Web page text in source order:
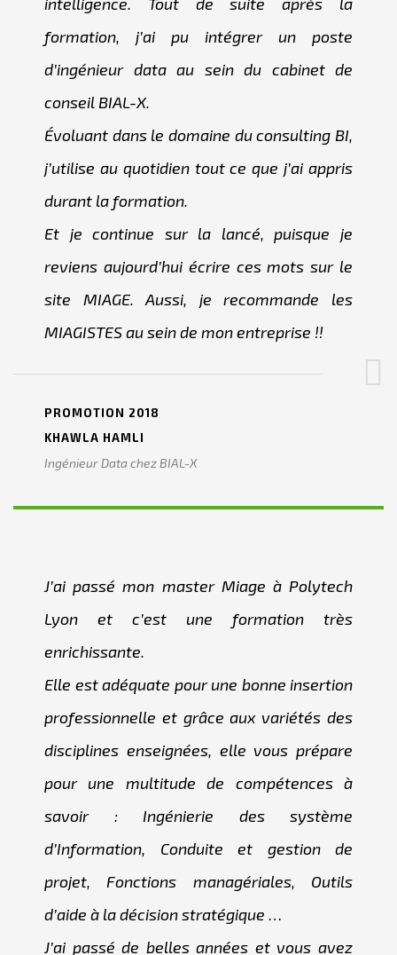
formation, j’ai pu intégrer un poste
d’ingénieur data au sein du cabinet de
conseil BIAL-X.
Évoluant dans le domaine du consulting BI,
j’utilise au quotidien tout ce que j’ai appris
durant la formation.
Et je continue sur la lancé, puisque je
reviens aujourd’hui écrire ces mots sur le
site MIAGE. Aussi, je recommande les
MIAGISTES au sein de mon entreprise !!
PROMOTION 2018
KHAWLA HAMLI
Ingénieur Data chez BIAL-X
J’ai passé mon master Miage à Polytech
Lyon et c’est une formation très
enrichissante.
Elle est adéquate pour une bonne insertion
professionnelle et grâce aux variétés des
disciplines enseignées, elle vous prépare
pour une multitude de compétences à
savoir : Ingénierie des système
d’Information, Conduite et gestion de
projet, Fonctions managériales, Outils
d’aide à la décision stratégique …
J’ai passé de belles années et vous avez